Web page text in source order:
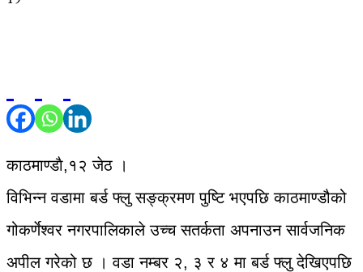
काठमाण्डाै,१२ जेठ ।
विभिन्न वडामा बर्ड फ्लु सङ्क्रमण पुष्टि भएपछि काठमाण्डौको
गोकर्णेश्वर नगरपालिकाले उच्च सतर्कता अपनाउन सार्वजनिक
अपील गरेको छ । वडा नम्बर २, ३ र ४ मा बर्ड फ्लु देखिएपछि